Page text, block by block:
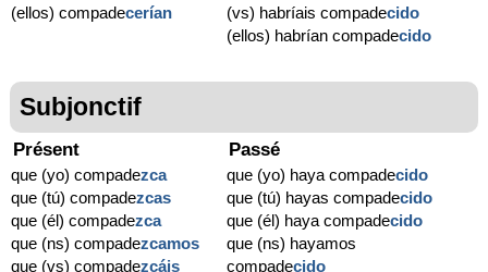
(ellos) compadecerían
(vs) habríais compadecido
(ellos) habrían compadecido
Subjonctif
Présent
que (yo) compadezca
que (tú) compadezcas
que (él) compadezca
que (ns) compadezcamos
que (vs) compadezcáis
Passé
que (yo) haya compadecido
que (tú) hayas compadecido
que (él) haya compadecido
que (ns) hayamos
compadecido